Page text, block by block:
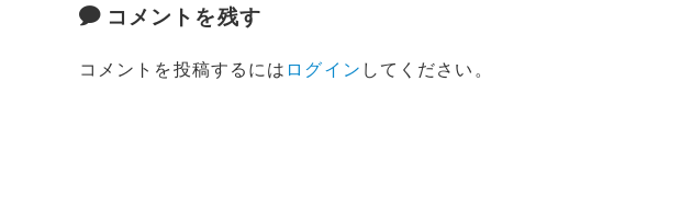
コメントを残す
コメントを投稿するには ログイン してください。